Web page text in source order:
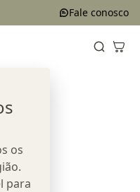
Fale conosco
os
para